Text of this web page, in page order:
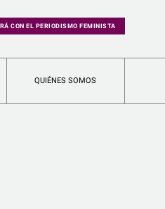
CON EL PERIODISMO FEMINISTA
QUIÉNES SOMOS